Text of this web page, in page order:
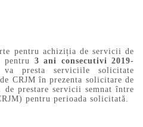
pentru achiziția de servicii de
pentru 3 ani consecutivi 2019-
va presta serviciile solicitate
CRJM în prezenta solicitare de
prestare servicii semnat între
pentru perioada solicitată.